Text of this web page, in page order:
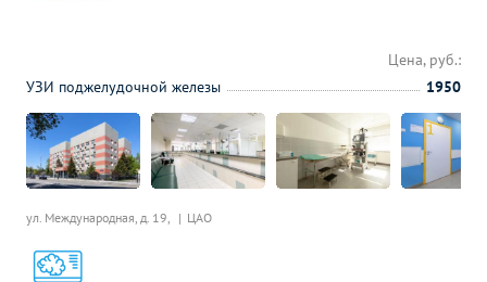
ул. Международная, д. 19, ЦАО
Цена, руб.:
УЗИ поджелудочной железы
1950